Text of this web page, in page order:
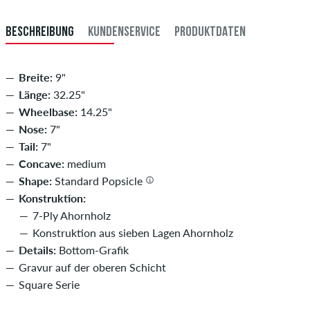
BESCHREIBUNG KUNDENSERVICE PRODUKTDATEN
Breite: 9"
Länge: 32.25"
Wheelbase: 14.25"
Nose: 7"
Tail: 7"
Concave: medium
Shape: Standard Popsicle
Konstruktion:
7-Ply Ahornholz
Konstruktion aus sieben Lagen Ahornholz
Details: Bottom-Grafik
Gravur auf der oberen Schicht
Square Serie